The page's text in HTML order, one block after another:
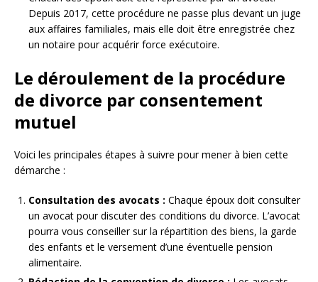
Depuis 2017, cette procédure ne passe plus devant un juge
aux affaires familiales, mais elle doit être enregistrée chez
un notaire pour acquérir force exécutoire.
Le déroulement de la procédure
de divorce par consentement
mutuel
Voici les principales étapes à suivre pour mener à bien cette
démarche :
Consultation des avocats : Chaque époux doit consulter
un avocat pour discuter des conditions du divorce. L’avocat
pourra vous conseiller sur la répartition des biens, la garde
des enfants et le versement d’une éventuelle pension
alimentaire.